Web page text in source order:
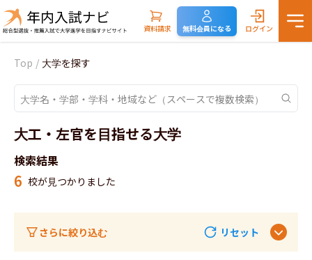
資料請求 無料会員になる ログイン
Top / 大学を探す
大工・左官を目指せる大学
検索結果
6 校が見つかりました
さらに絞り込む リセット